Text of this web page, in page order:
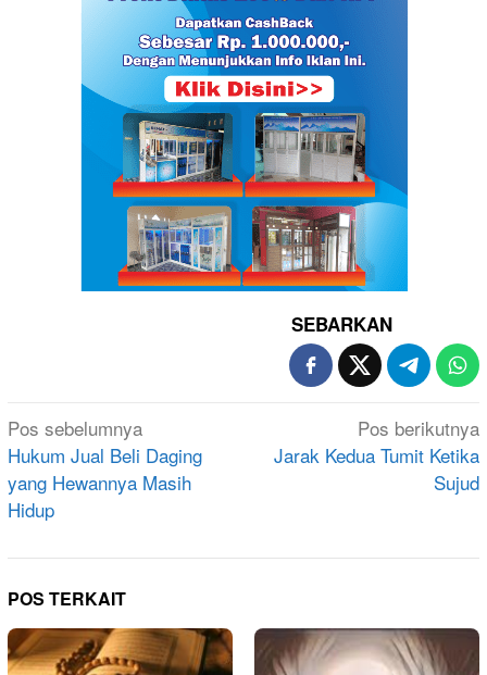
SEBARKAN
Navigasi
pos
Pos sebelumnya
Hukum Jual Beli Daging
yang Hewannya Masih
Hidup
Pos berikutnya
Jarak Kedua Tumit Ketika
Sujud
POS TERKAIT